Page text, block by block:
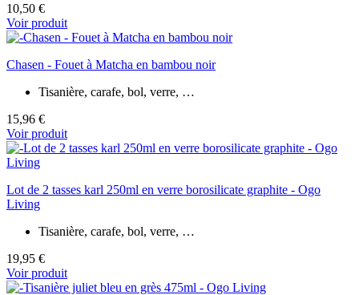
10,50 €
Voir produit
Chasen - Fouet à Matcha en bambou noir
Tisanière, carafe, bol, verre, …
15,96 €
Voir produit
Lot de 2 tasses karl 250ml en verre borosilicate graphite - Ogo
Living
Tisanière, carafe, bol, verre, …
19,95 €
Voir produit